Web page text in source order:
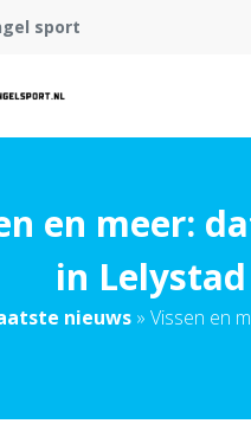
sport
en meer:
in Lelystad
nieuws » Vissen en